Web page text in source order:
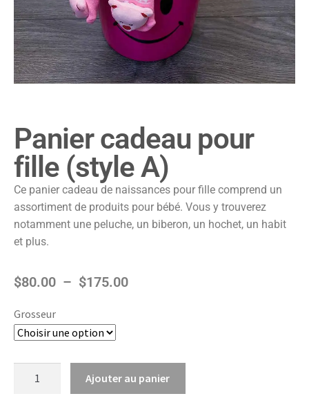
Panier cadeau pour
fille (style A)
Ce panier cadeau de naissances pour fille comprend un
assortiment de produits pour bébé. Vous y trouverez
notamment une peluche, un biberon, un hochet, un habit
et plus.
$80.00 – $175.00
Grosseur
Ajouter au panier